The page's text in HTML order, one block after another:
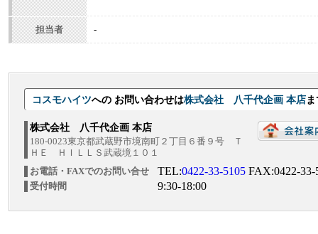
担当者 -
コスモハイツへの お問い合わせは株式会社 八千代企画 本店
株式会社 八千代企画 本店
180-0023東京都武蔵野市境南町２丁目６番９号 Ｔ
ＨＥ ＨＩＬＬＳ武蔵境１０１
お電話・FAXでのお問い合せ
TEL:0422-33-5105 FAX:0422-33-
受付時間 9:30-18:00